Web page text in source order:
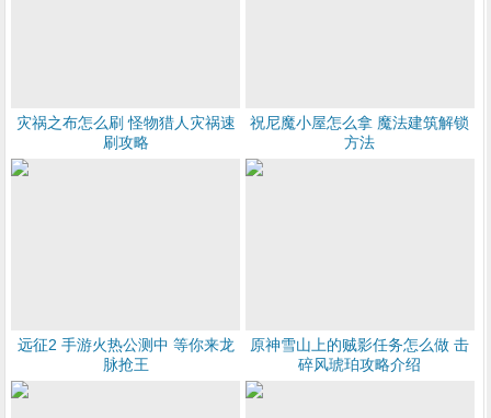
灾祸之布怎么刷 怪物猎人灾祸速
刷攻略
祝尼魔小屋怎么拿 魔法建筑解锁
方法
​远征2 手游火热公测中 等你来龙
脉抢王
原神雪山上的贼影任务怎么做 击
碎风琥珀攻略介绍